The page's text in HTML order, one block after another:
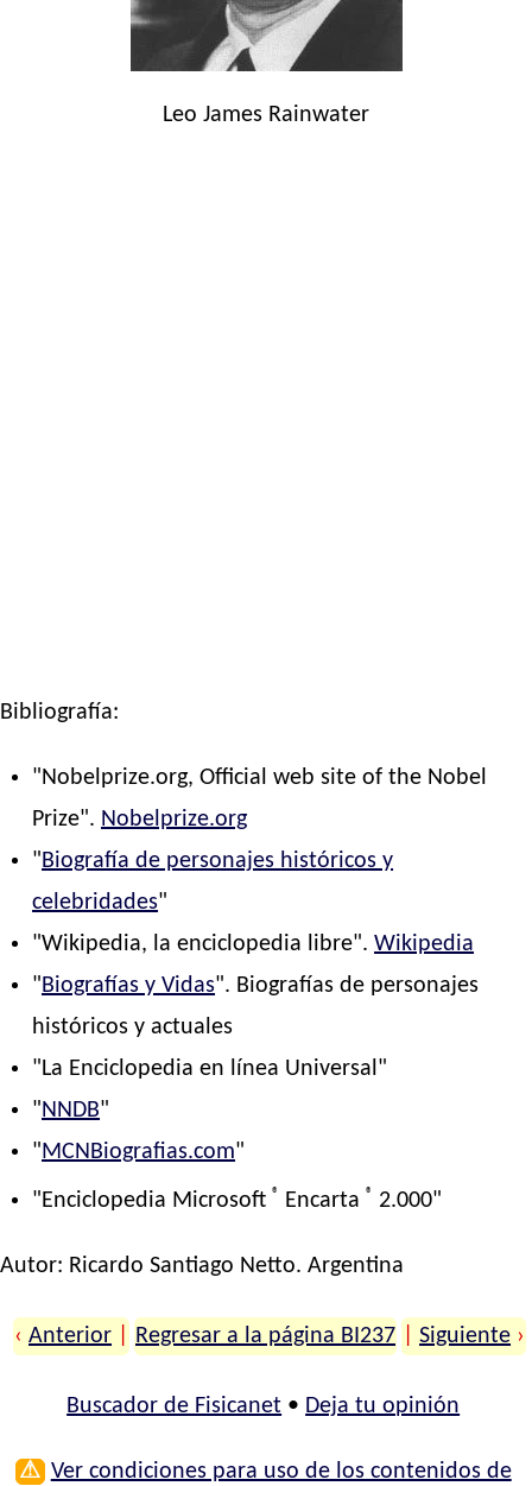
Leo James Rainwater
Bibliografía:
"Nobelprize.org, Official web site of the Nobel
Prize". Nobelprize.org
"Biografía de personajes históricos y
celebridades"
"Wikipedia, la enciclopedia libre".Wikipedia
"Biografías y Vidas". Biografías de personajes
históricos y actuales
"La Enciclopedia en línea Universal"
"NNDB"
"MCNBiografias.com"
"Enciclopedia Microsoft ® Encarta ® 2.000"
Autor: Ricardo Santiago Netto. Argentina
‹ Anterior Regresar a la página BI237 Siguiente ›
Buscador de Fisicanet • Deja tu opinión
⚠ Ver condiciones para uso de los contenidos de